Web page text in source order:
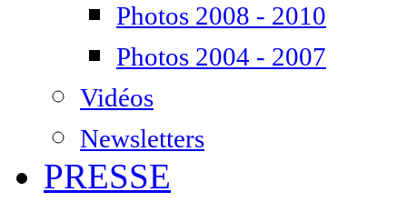
Photos 2008 - 2010
Photos 2004 - 2007
Vidéos
Newsletters
PRESSE